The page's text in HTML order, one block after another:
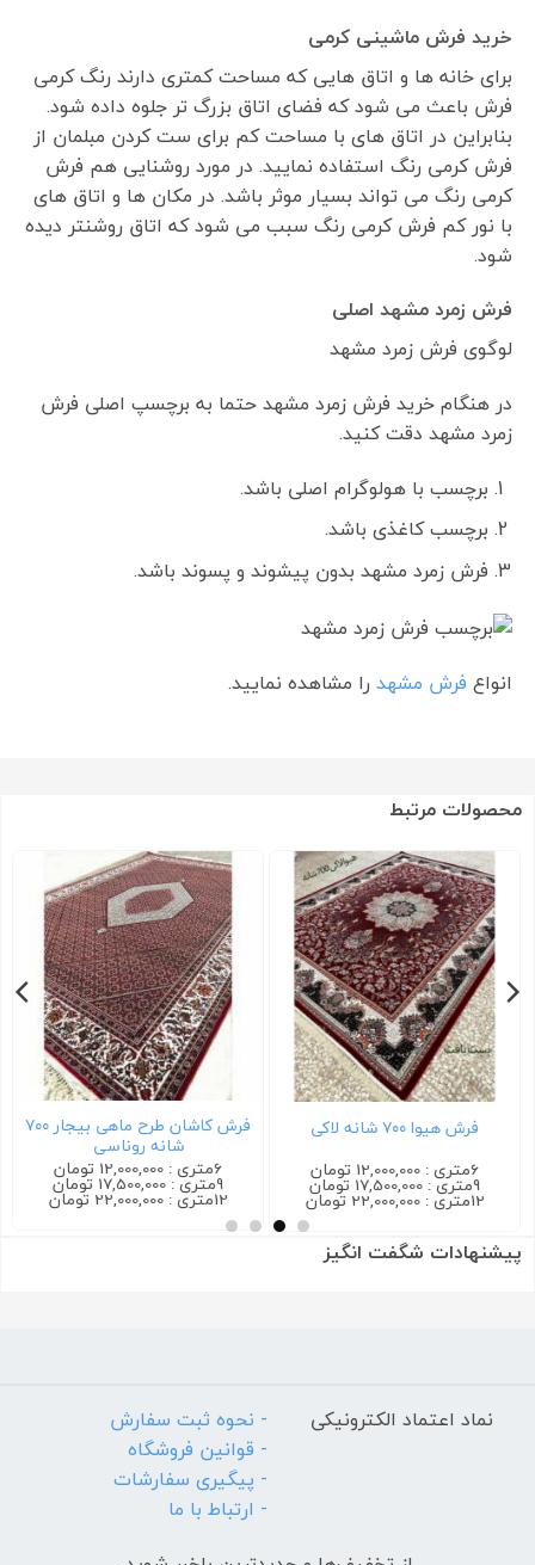
خرید فرش ماشینی کرمی
برای خانه ها و اتاق هایی که مساحت کمتری دارند رنگ کرمی
فرش باعث می شود که فضای اتاق بزرگ تر جلوه داده شود.
بنابراین در اتاق های با مساحت کم برای ست کردن مبلمان از
فرش کرمی رنگ استفاده نمایید. در مورد روشنایی هم فرش
کرمی رنگ می تواند بسیار موثر باشد. در مکان ها و اتاق های
با نور کم فرش کرمی رنگ سبب می شود که اتاق روشنتر دیده
شود.
فرش زمرد مشهد اصلی
لوگوی فرش زمرد مشهد
در هنگام خرید فرش زمرد مشهد حتما به برچسپ اصلی فرش
زمرد مشهد دقت کنید.
برچسب با هولوگرام اصلی باشد.
برچسب کاغذی باشد.
فرش زمرد مشهد بدون پیشوند و پسوند باشد.
انواع فرش مشهدرا مشاهده نمایید.
محصولات مرتبط
فرش هیوا ۷۰۰ شانه لاکی
6متری : 12,000,000 تومان
9متری : 17,500,000 تومان
12متری : 22,000,000 تومان
فرش کاشان طرح ماهی بیجار ۷۰۰
شانه روناسی
6متری : 12,000,000 تومان
9متری : 17,500,000 تومان
12متری : 22,000,000 تومان
پیشنهادات شگفت انگیز
نماد اعتماد الکترونیکی
- نحوه ثبت سفارش
- قوانین فروشگاه
- پیگیری سفارشات
- ارتباط با ما